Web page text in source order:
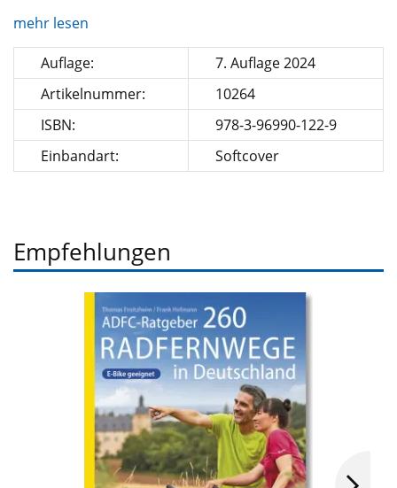
mehr lesen
Auflage:
7. Auflage 2024
Artikelnummer:
10264
ISBN:
978-3-96990-122-9
Einbandart:
Softcover
Empfehlungen